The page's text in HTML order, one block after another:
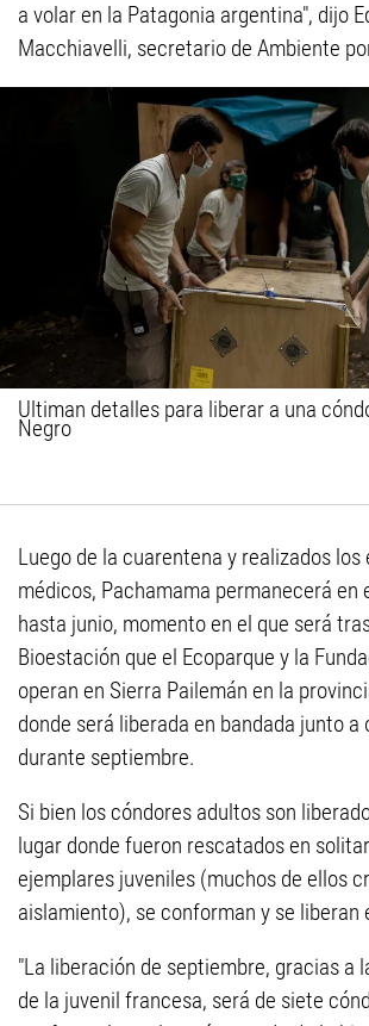
a volar en la Patagonia argentina", dijo
Macchiavelli, secretario de Ambiente
Ultiman detalles para liberar a una
Negro
Luego de la cuarentena y realizados los
médicos, Pachamama permanecerá en
hasta junio, momento en el que será
Bioestación que el Ecoparque y la
operan en Sierra Pailemán en la
donde será liberada en bandada junto a
durante septiembre.
Si bien los cóndores adultos son
lugar donde fueron rescatados en
ejemplares juveniles (muchos de ellos
aislamiento), se conforman y se liberan
"La liberación de septiembre, gracias a
de la juvenil francesa, será de siete